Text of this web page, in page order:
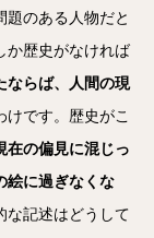
題のある人物だと
か歴史がなければ
ならば、人間の現
けです。歴史がこ
在の偏見に混じっ
絵に過ぎなくな
な記述はどうして